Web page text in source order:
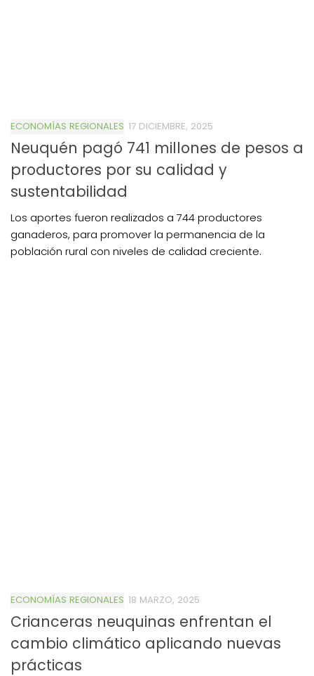
ECONOMÍAS REGIONALES 17 DICIEMBRE, 2025
Neuquén pagó 741 millones de pesos a
productores por su calidad y
sustentabilidad
Los aportes fueron realizados a 744 productores
ganaderos, para promover la permanencia de la
población rural con niveles de calidad creciente.
ECONOMÍAS REGIONALES 18 MARZO, 2025
Crianceras neuquinas enfrentan el
cambio climático aplicando nuevas
prácticas